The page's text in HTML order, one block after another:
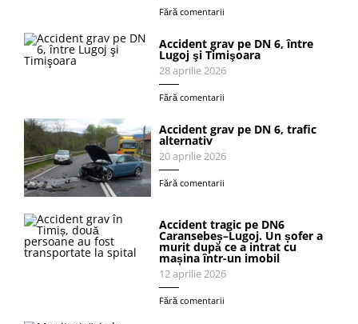
Fără comentarii
Accident grav pe DN 6, între
Lugoj şi Timişoara
28 aprilie 2026
Fără comentarii
Accident grav pe DN 6, trafic
alternativ
20 aprilie 2026
Fără comentarii
Accident tragic pe DN6
Caransebeș–Lugoj. Un șofer a
murit după ce a intrat cu
mașina într-un imobil
12 aprilie 2026
Fără comentarii